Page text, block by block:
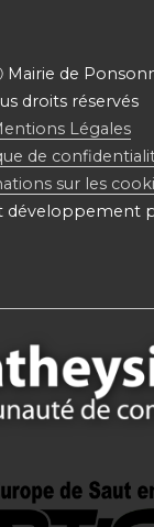
Mairie de
droits réservés
Légales
de
sur les
développement